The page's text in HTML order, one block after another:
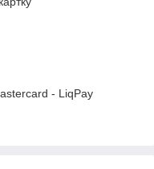
- LiqPay